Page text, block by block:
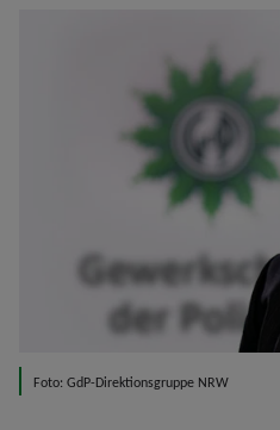
Foto: GdP-Direktionsgruppe NRW